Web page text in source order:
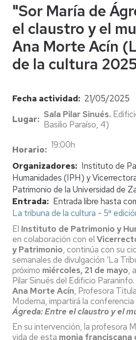
"Sor María de
el claustro y el
Ana Morte Acín
de la cultura
Fecha actividad
21/05/2025
Lugar
Sala Pilar Sinués.
Basilio Paraíso, 4)
Horario
19:00h
Organizadores
Instituto de
Humanidades (IPH) y
Patrimonio de la Universidad de
Entrada
Entrada libre hasta
La tribuna de la cultura - 5ª
El Instituto de Patrimonio y
en colaboración con el
y Patrimonio, continúa con su
semanales de divulgación ‘La
próximo miércoles, 21 de mayo,
Pilar Sinués del Edificio
Ana Morte Acín, Profesora
Moderna, impartirá la conferencia
Ágreda: Entre el claustro y el
En su intervención, la profesora
vida de esta monja franciscana